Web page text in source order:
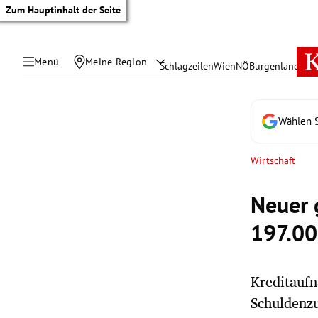
Zum Hauptinhalt der Seite
Menü Meine Region SchlagzeilenWienNÖBurgenland
Wählen
Wirtschaft
Neuer